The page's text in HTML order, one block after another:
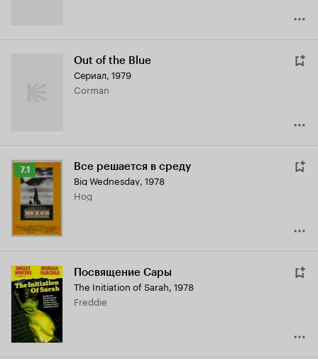
Out of the Blue
Сериал, 1979
Corman
Рейтинг
Кинопоиска
7.1
7.1 Все решается в среду
Big Wednesday, 1978
Hog
Посвящение Сары
The Initiation of Sarah, 1978
Freddie